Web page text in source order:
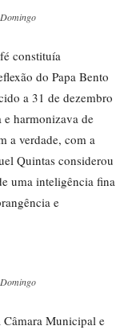
constituía
do Papa Bento
a 31 de dezembro
e harmonizava de
a verdade, com a
Quintas considerou
uma inteligência fina
e
Câmara Municipal e